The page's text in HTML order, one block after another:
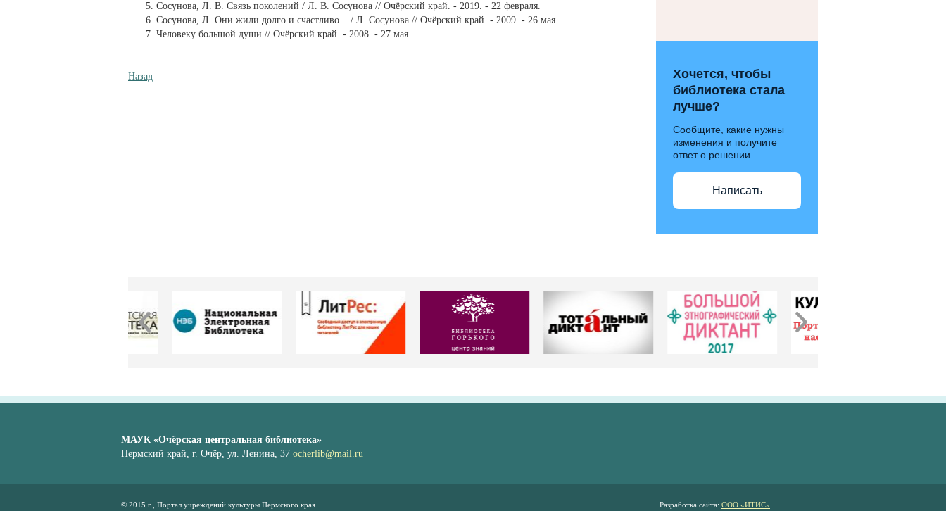
Сосунова, Л. В. Связь поколений / Л. В. Сосунова // Очёрский край. - 2019. - 22 февраля.
Сосунова, Л. Они жили долго и счастливо... / Л. Сосунова // Очёрский край. - 2009. - 26 мая.
Человеку большой души // Очёрский край. - 2008. - 27 мая.
Назад
Хочется, чтобы
библиотека стала
лучше?
Сообщите, какие нужны
изменения и получите
ответ о решении
Написать
МАУК «Очёрская центральная библиотека»
Пермский край, г. Очёр, ул. Ленина, 37 ocherlib@mail.ru
© 2015 г., Портал учреждений культуры Пермского края Разработка сайта: ООО «ИТИС»